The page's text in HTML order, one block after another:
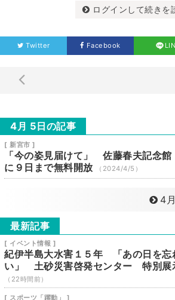
ログインして続きを
Twitter Facebook
4月 5日の記事
[ 新宮市 ]
「今の姿見届けて」 佐藤春夫記念
に９日まで無料開放
（2024/4/5）
4
最新記事
[ イベント情報 ]
紀伊半島大水害１５年 「あの日を忘
い」 土砂災害啓発センター 特別展
（22時間前）
[ スポーツ「躍動」 ]